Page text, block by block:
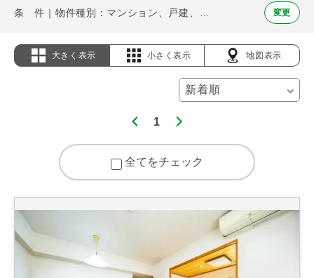
変更
大きく表示 小さく表示 地図表示
1
全てをチェック